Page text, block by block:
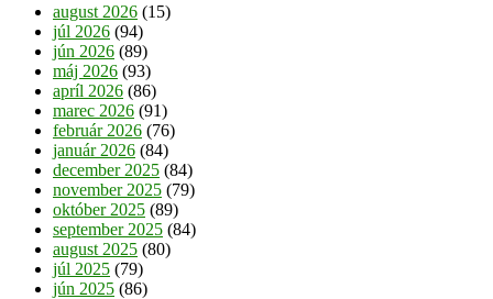
august 2026 (15)
júl 2026 (94)
jún 2026 (89)
máj 2026 (93)
apríl 2026 (86)
marec 2026 (91)
február 2026 (76)
január 2026 (84)
december 2025 (84)
november 2025 (79)
október 2025 (89)
september 2025 (84)
august 2025 (80)
júl 2025 (79)
jún 2025 (86)